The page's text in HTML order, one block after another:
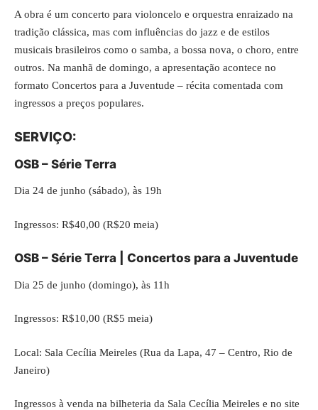
A obra é um concerto para violoncelo e orquestra enraizado na
tradição clássica, mas com influências do jazz e de estilos
musicais brasileiros como o samba, a bossa nova, o choro, entre
outros. Na manhã de domingo, a apresentação acontece no
formato Concertos para a Juventude – récita comentada com
ingressos a preços populares.
SERVIÇO:
OSB – Série Terra
Dia 24 de junho (sábado), às 19h
Ingressos: R$40,00 (R$20 meia)
OSB – Série Terra | Concertos para a Juventude
Dia 25 de junho (domingo), às 11h
Ingressos: R$10,00 (R$5 meia)
Local: Sala Cecília Meireles (Rua da Lapa, 47 – Centro, Rio de
Janeiro)
Ingressos à venda na bilheteria da Sala Cecília Meireles e no site